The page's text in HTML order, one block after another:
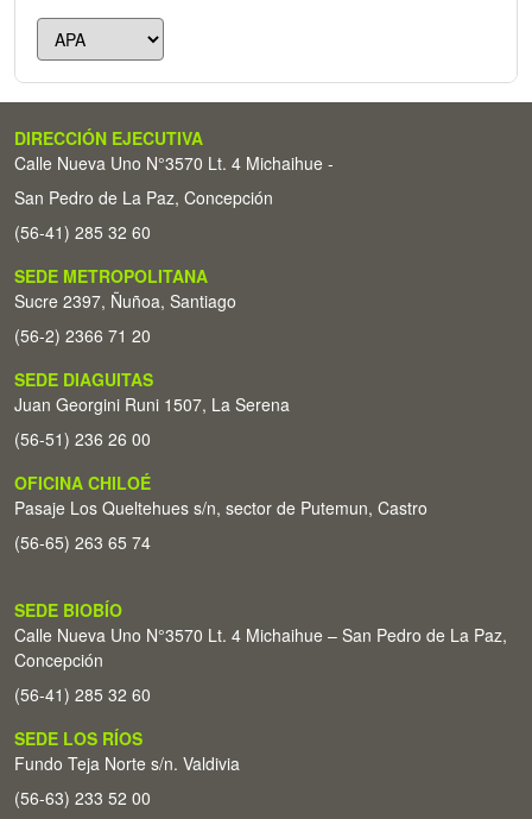
DIRECCIÓN EJECUTIVA
Calle Nueva Uno N°3570 Lt. 4 Michaihue -
San Pedro de La Paz, Concepción
(56-41) 285 32 60
SEDE METROPOLITANA
Sucre 2397, Ñuñoa, Santiago
(56-2) 2366 71 20
SEDE DIAGUITAS
Juan Georgini Runi 1507, La Serena
(56-51) 236 26 00
OFICINA CHILOÉ
Pasaje Los Queltehues s/n, sector de Putemun, Castro
(56-65) 263 65 74
SEDE BIOBÍO
Calle Nueva Uno N°3570 Lt. 4 Michaihue – San Pedro de La Paz,
Concepción
(56-41) 285 32 60
SEDE LOS RÍOS
Fundo Teja Norte s/n. Valdivia
(56-63) 233 52 00